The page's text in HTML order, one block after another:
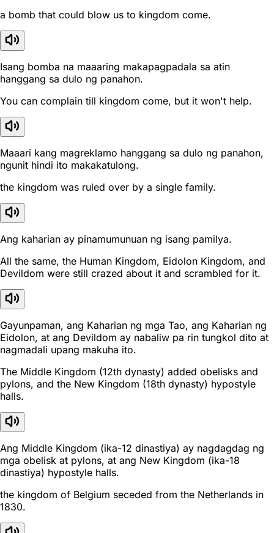
a bomb that could blow us to kingdom come.
Isang bomba na maaaring makapagpadala sa atin
hanggang sa dulo ng panahon.
You can complain till kingdom come, but it won't help.
Maaari kang magreklamo hanggang sa dulo ng panahon,
ngunit hindi ito makakatulong.
the kingdom was ruled over by a single family.
Ang kaharian ay pinamumunuan ng isang pamilya.
All the same, the Human Kingdom, Eidolon Kingdom, and
Devildom were still crazed about it and scrambled for it.
Gayunpaman, ang Kaharian ng mga Tao, ang Kaharian ng
Eidolon, at ang Devildom ay nabaliw pa rin tungkol dito at
nagmadali upang makuha ito.
The Middle Kingdom (12th dynasty) added obelisks and
pylons, and the New Kingdom (18th dynasty) hypostyle
halls.
Ang Middle Kingdom (ika-12 dinastiya) ay nagdagdag ng
mga obelisk at pylons, at ang New Kingdom (ika-18
dinastiya) hypostyle halls.
the kingdom of Belgium seceded from the Netherlands in
1830.